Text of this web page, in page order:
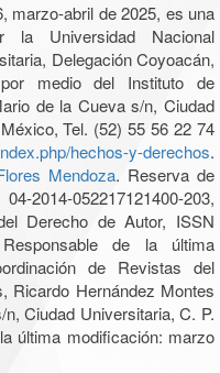
marzo-abril de 2025, es una
la Universidad Nacional
Delegación Coyoacán,
medio del Instituto de
de la Cueva s/n, Ciudad
Tel. (52) 55 56 22 74
hechos-y-derechos.
Mendoza. Reserva de
2014-052217121400-203,
Derecho de Autor, ISSN
de la última
de Revistas del
Ricardo Hernández Montes
Ciudad Universitaria, C. P.
última modificación: marzo